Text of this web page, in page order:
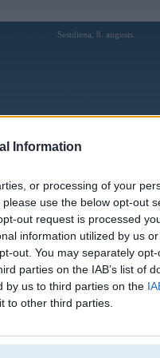
Information
or processing of your
use the below opt-out
out request is processed
information utilized by us
out. You may separately
parties on the IAB’s list of
by us to third parties on the
to other third parties.
Sestdiena, 8. augusts
Lietotāji
profils
forumā